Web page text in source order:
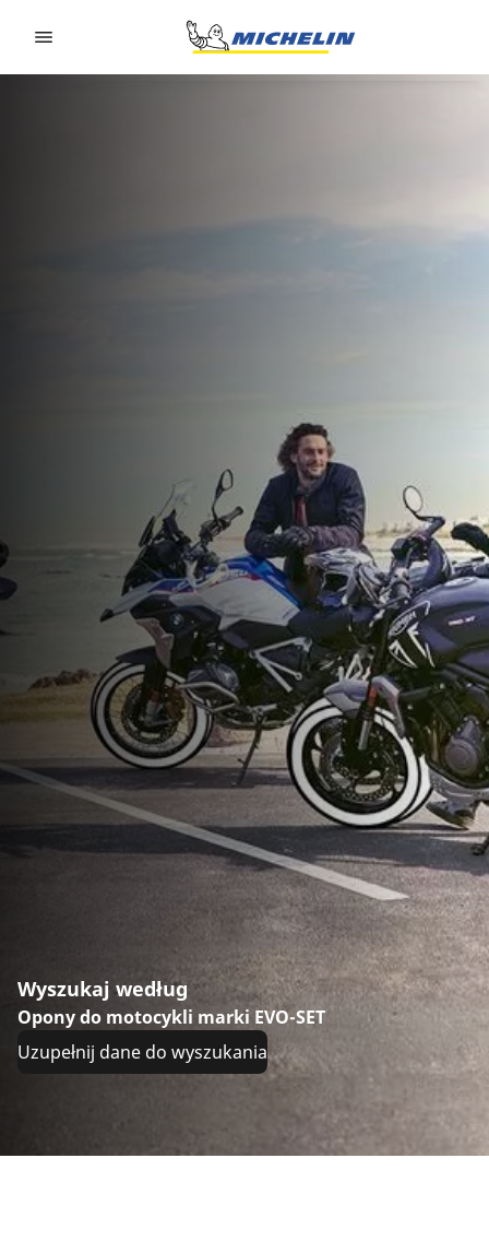
Wyszukaj według
Opony do motocykli marki EVO-SET
Uzupełnij dane do wyszukania